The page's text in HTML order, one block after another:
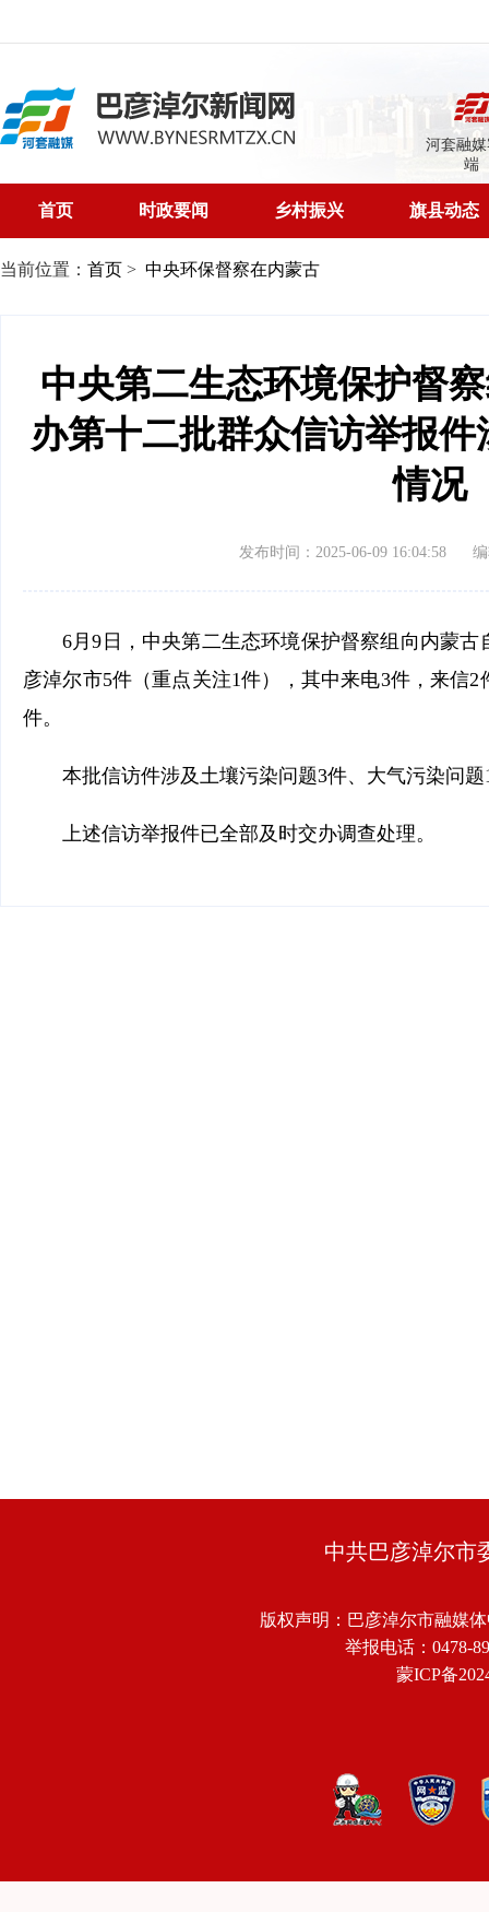
河套融
端
首页 时政要闻 乡村振兴 旗县动态
当前位置： 首页 > 中央环保督察在内蒙古
中央第二生态环境保护督
办第十二批群众信访举报
情况
发布时间：2025-06-09 16:04:58
6月9日，中央第二生态环境保护督察组向内蒙
彦淖尔市5件（重点关注1件）
，其中来电3件，来信
件。
本批信访件涉及土壤污染问题3件、大气污染问
上述信访举报件已全部及时交办调查处理。
中共巴彦淖尔市
版权声明：巴彦淖尔市融媒
举报电话：0478-
蒙ICP备